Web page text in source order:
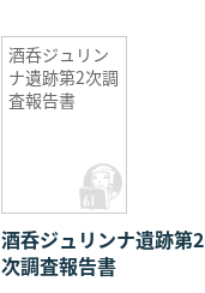
酒呑ジュリン
ナ遺跡第2次調
査報告書
酒呑ジュリンナ遺跡第2
次調査報告書